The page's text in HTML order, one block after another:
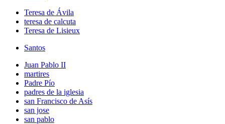
Teresa de Ávila
teresa de calcuta
Teresa de Lisieux
Santos
Juan Pablo II
martires
Padre Pío
padres de la iglesia
san Francisco de Asís
san jose
san pablo